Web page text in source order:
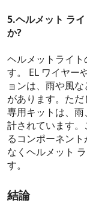
5.ヘルメット ラ
か?
ヘルメットライ
す。 EL ワイヤー
ョンは、雨や風
があります。た
専用キットは、
計されています
るコンポーネン
なくヘルメット
す。
結論